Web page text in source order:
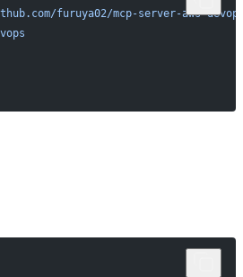
furuya02/mcp-server-aws-